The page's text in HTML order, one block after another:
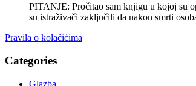
PITANJE: Pročitao sam knjigu u kojoj su
su istraživači zaključili da nakon smrti
Pravila o kolačićima
Categories